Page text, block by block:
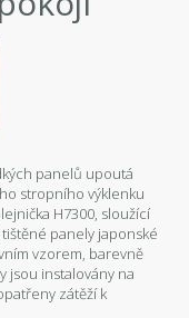
panelů upoutá
stropního výklenku
H7300, sloužící
panely japonské
vzorem, barevně
jsou instalovány na
zátěží k